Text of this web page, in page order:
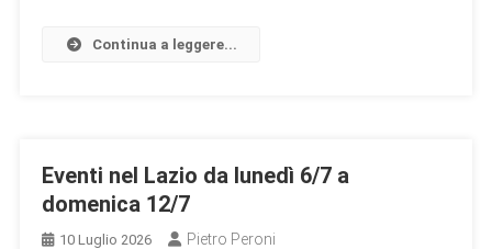
Continua a leggere...
Eventi nel Lazio da lunedì 6/7 a
domenica 12/7
10 Luglio 2026 Pietro Peroni